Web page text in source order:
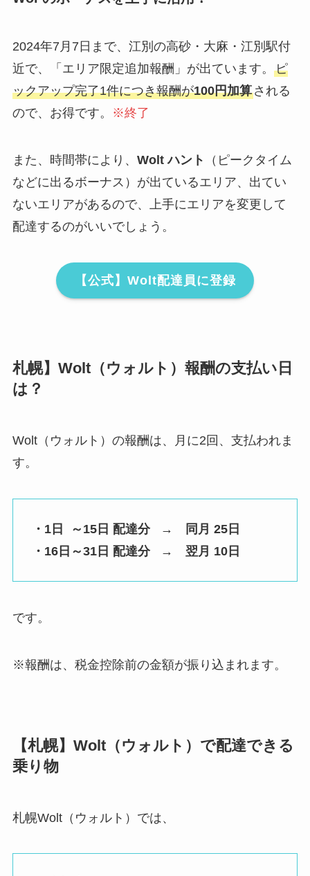
2024年7月7日まで、江別の高砂・大麻・江別駅付
近で、「エリア限定追加報酬」が出ています。 ピ
ックアップ完了1件につき報酬が100円加算される
ので、お得です。
※終了
また、時間帯により、 Wolt ハント
（ピークタイム
などに出るボーナス）が出ているエリア、出てい
ないエリアがあるので、上手にエリアを変更して
配達するのがいいでしょう。
【公式】Wolt配達員に登録
札幌】Wolt（ウォルト）報酬の支払い日
は？
Wolt（ウォルト）の報酬は、月に2回、支払われま
す。
・1日 ～15日 配達分 → 同月 25日
・16日～31日 配達分 → 翌月 10日
です。
※報酬は、税金控除前の金額が振り込まれます。
【札幌】Wolt（ウォルト）で配達できる
乗り物
札幌Wolt（ウォルト）では、